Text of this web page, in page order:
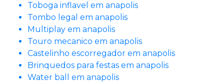
Toboga inflavel em anapolis
Tombo legal em anapolis
Multiplay em anapolis
Touro mecanico em anapolis
Castelinho escorregador em anapolis
Brinquedos para festas em anapolis
Water ball em anapolis